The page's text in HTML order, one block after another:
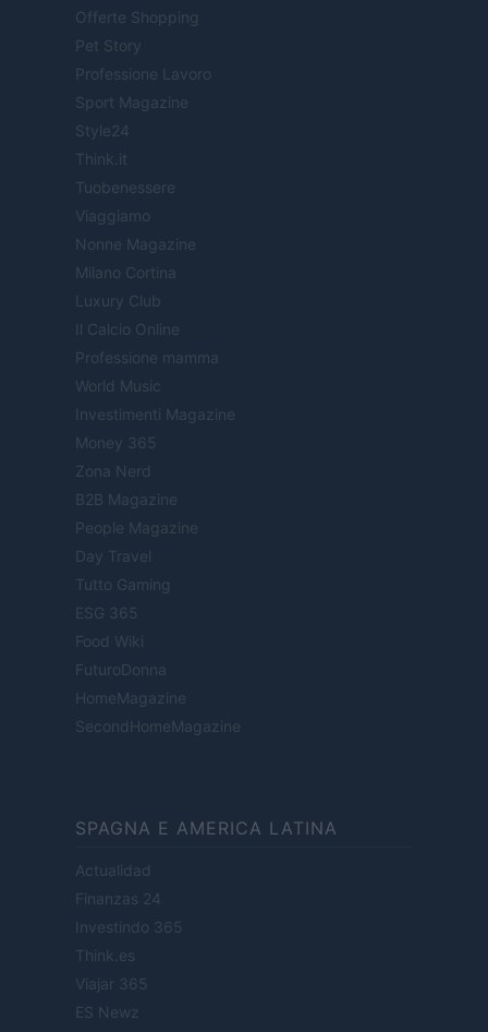
Offerte Shopping
Pet Story
Professione Lavoro
Sport Magazine
Style24
Think.it
Tuobenessere
Viaggiamo
Nonne Magazine
Milano Cortina
Luxury Club
Il Calcio Online
Professione mamma
World Music
Investimenti Magazine
Money 365
Zona Nerd
B2B Magazine
People Magazine
Day Travel
Tutto Gaming
ESG 365
Food Wiki
FuturoDonna
HomeMagazine
SecondHomeMagazine
SPAGNA E AMERICA LATINA
Actualidad
Finanzas 24
Investindo 365
Think.es
Viajar 365
ES Newz